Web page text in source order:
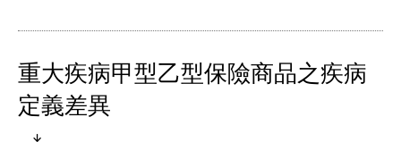
重大疾病甲型乙型保險商品之疾病
定義差異